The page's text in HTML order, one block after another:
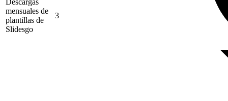
mensuales de
plantillas de
Slidesgo
3